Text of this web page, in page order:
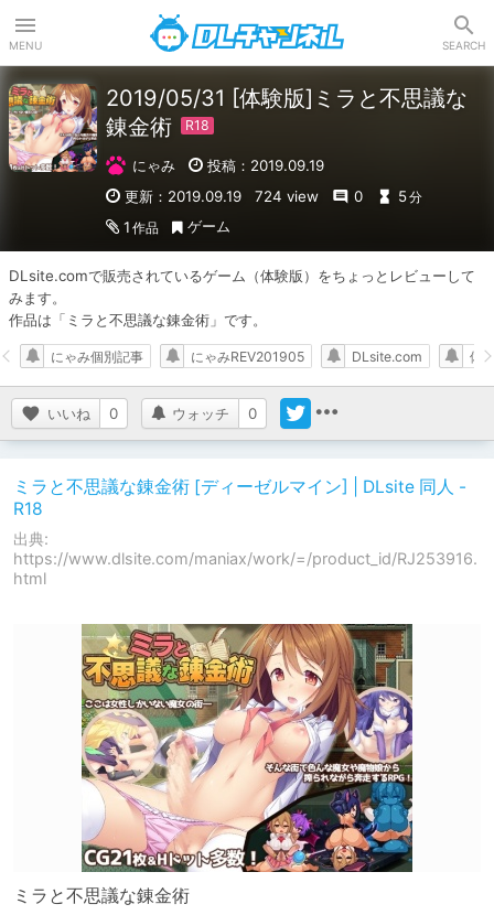
MENU SEARCH
2019/05/31 [体験版]ミラと不思議な
錬金術
にゃみ
投稿：2019.09.19
更新：2019.09.19
724 view 0 5分
1 作品 ゲーム
DLsite.comで販売されているゲーム（体験版）をちょっとレビューして
みます。
作品は「ミラと不思議な錬金術」です。
いいね 0 ウォッチ 0
にゃみ個別記事 にゃみREV201905 DLsite.com 体
ミラと不思議な錬金術 [ディーゼルマイン] | DLsite 同人 -
R18
出典:
https://www.dlsite.com/maniax/work/=/product_id/RJ253916.
html
ミラと不思議な錬金術